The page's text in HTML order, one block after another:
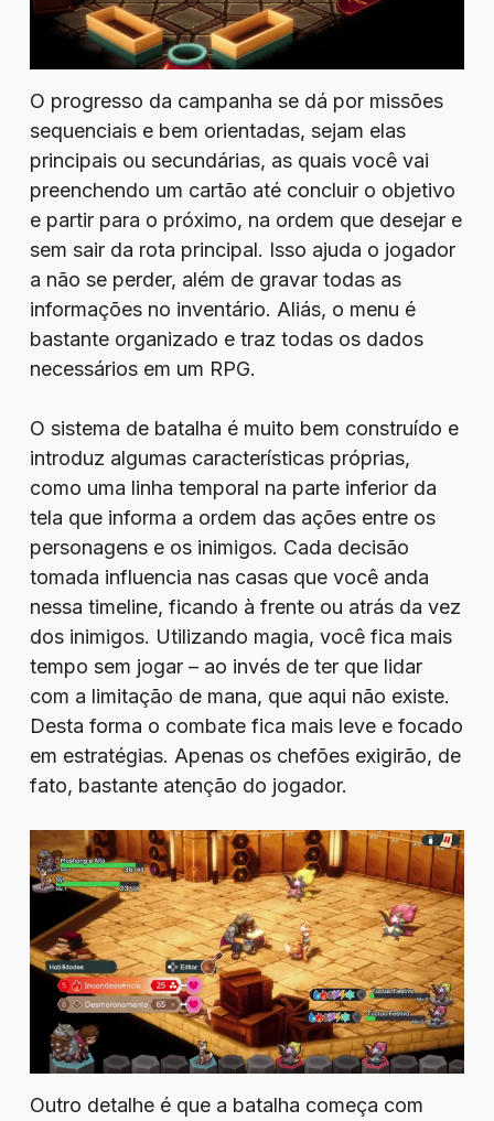
O progresso da campanha se dá por missões
sequenciais e bem orientadas, sejam elas
principais ou secundárias, as quais você vai
preenchendo um cartão até concluir o objetivo
e partir para o próximo, na ordem que desejar e
sem sair da rota principal. Isso ajuda o jogador
a não se perder, além de gravar todas as
informações no inventário. Aliás, o menu é
bastante organizado e traz todas os dados
necessários em um RPG.
O sistema de batalha é muito bem construído e
introduz algumas características próprias,
como uma linha temporal na parte inferior da
tela que informa a ordem das ações entre os
personagens e os inimigos. Cada decisão
tomada influencia nas casas que você anda
nessa timeline, ficando à frente ou atrás da vez
dos inimigos. Utilizando magia, você fica mais
tempo sem jogar – ao invés de ter que lidar
com a limitação de mana, que aqui não existe.
Desta forma o combate fica mais leve e focado
em estratégias. Apenas os chefões exigirão, de
fato, bastante atenção do jogador.
Outro detalhe é que a batalha começa com